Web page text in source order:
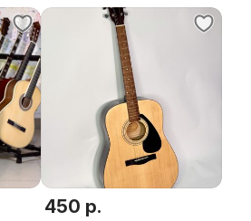
450 р.